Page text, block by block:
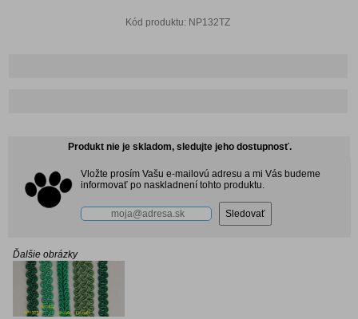
Kód produktu: NP132TZ
Produkt nie je skladom, sledujte jeho dostupnosť.
Vložte prosím Vašu e-mailovú adresu a mi Vás budeme
informovať po naskladnení tohto produktu.
Ďalšie obrázky